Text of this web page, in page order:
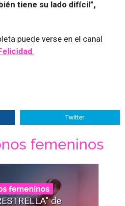
tiene su lado difícil”,
puede verse en el canal
.
Twitter
femeninos
femeninos
de